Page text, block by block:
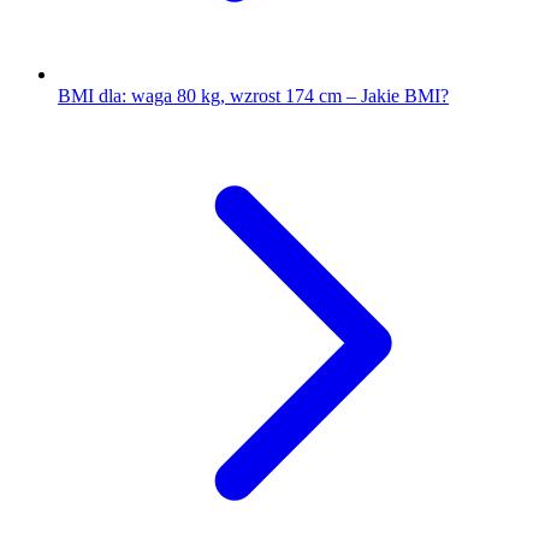
BMI dla: waga 80 kg, wzrost 174 cm – Jakie BMI?